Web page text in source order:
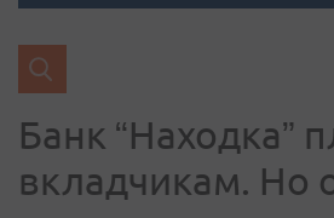
Банк “Находка”
вкладчикам. Но